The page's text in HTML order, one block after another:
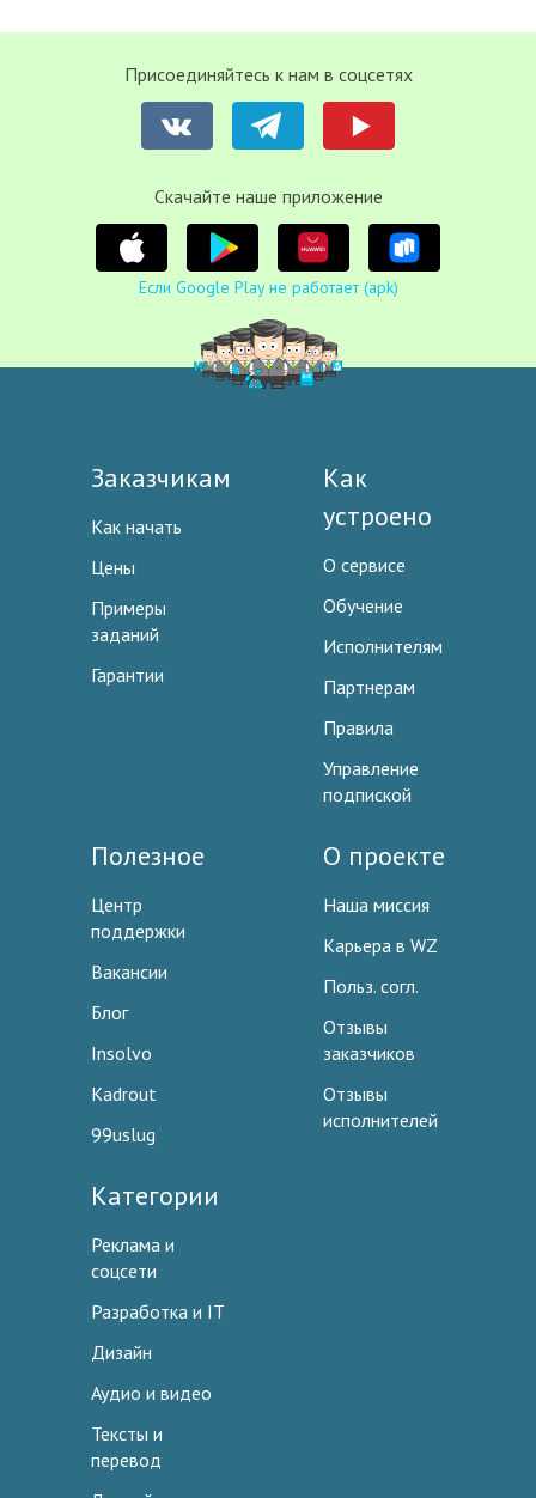
Присоединяйтесь к нам в соцсетях
Cкачайте наше приложение
Если Google Play не работает (apk)
Заказчикам
Как начать
Цены
Примеры
заданий
Гарантии
Как
устроено
О сервисе
Обучение
Исполнителям
Партнерам
Правила
Управление
подпиской
Полезное
Центр
поддержки
Вакансии
Блог
Insolvo
Kadrout
99uslug
О проекте
Наша миссия
Карьера в WZ
Польз. согл.
Отзывы
заказчиков
Отзывы
исполнителей
Категории
Реклама и
соцсети
Разработка и IT
Дизайн
Аудио и видео
Тексты и
перевод